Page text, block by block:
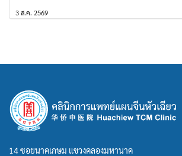
3 ส.ค. 2569
14 ซอยนาคเกษม แขวงคลองมหานาค